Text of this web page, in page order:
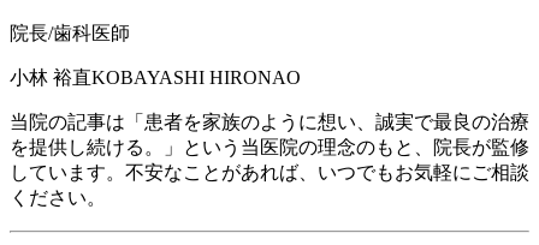
院長/歯科医師
小林 裕直KOBAYASHI HIRONAO
当院の記事は「患者を家族のように想い、誠実で最良の治療
を提供し続ける。」という当医院の理念のもと、院長が監修
しています。不安なことがあれば、いつでもお気軽にご相談
ください。